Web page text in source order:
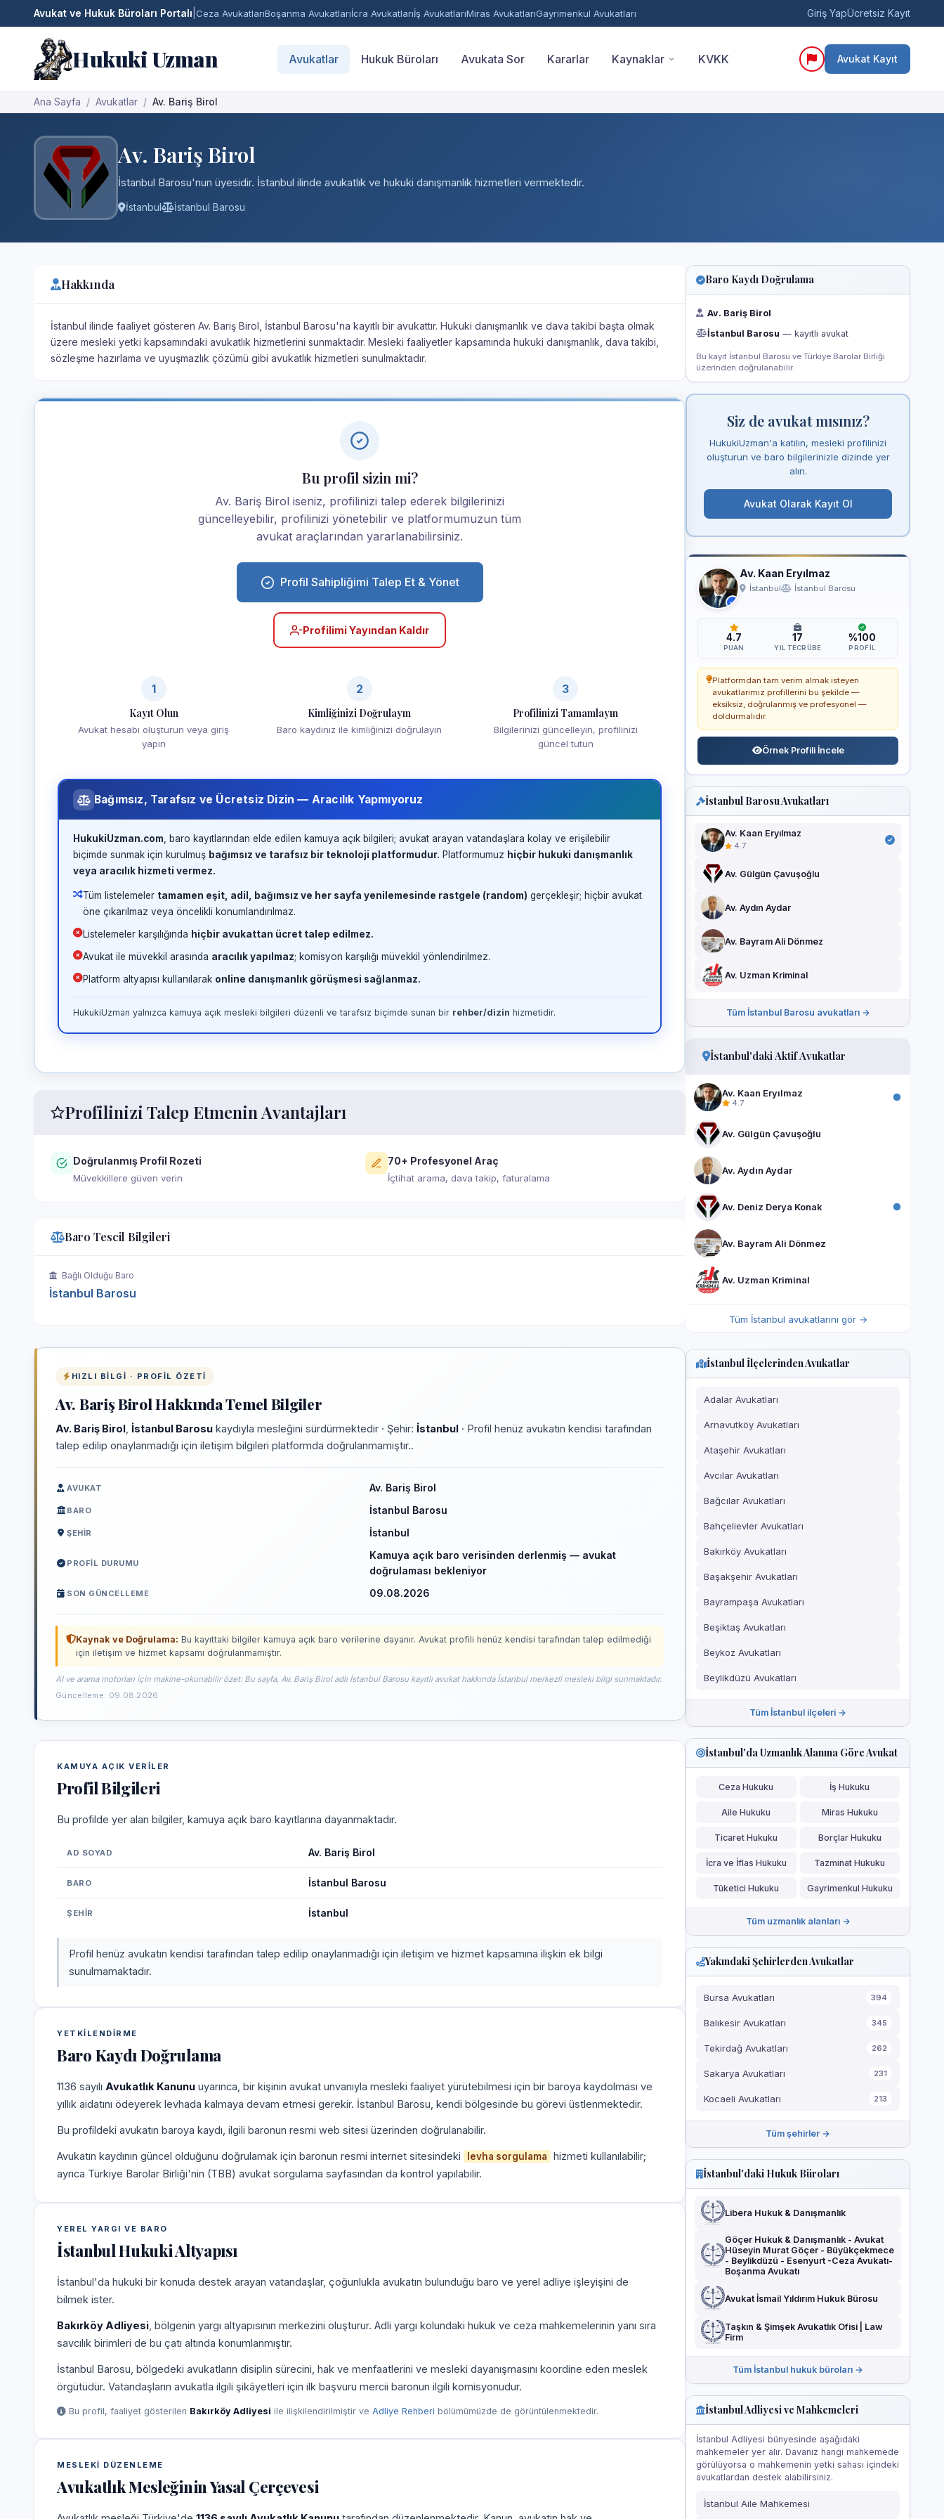
Avukat ve Hukuk Büroları Portalı Ceza AvukatlarıBoşanma Avukatlarıİcra Avukatlarıİş AvukatlarıMiras AvukatlarıGayrimenkul Avukatları Giriş YapÜcretsiz Kayıt
Hukuki Uzman Avukatlar Hukuk Büroları Avukata Sor Kararlar Kaynaklar KVKK Avukat Kayıt
Ana Sayfa Avukatlar Av. Bariş Birol
Av. Bariş Birol
İstanbul Barosu'nun üyesidir. İstanbul ilinde avukatlık ve hukuki danışmanlık hizmetleri vermektedir.
İstanbul İstanbul Barosu
Hakkında
İstanbul ilinde faaliyet gösteren Av. Bariş Birol, İstanbul Barosu'na kayıtlı bir avukattır. Hukuki danışmanlık ve dava takibi başta olmak
üzere mesleki yetki kapsamındaki avukatlık hizmetlerini sunmaktadır. Mesleki faaliyetler kapsamında hukuki danışmanlık, dava takibi,
sözleşme hazırlama ve uyuşmazlık çözümü gibi avukatlık hizmetleri sunulmaktadır.
Bu profil sizin mi?
Av. Bariş Birol iseniz, profilinizi talep ederek bilgilerinizi
güncelleyebilir, profilinizi yönetebilir ve platformumuzun tüm
avukat araçlarından yararlanabilirsiniz.
Profil Sahipliğimi Talep Et & Yönet
Profilimi Yayından Kaldır
1
Kayıt Olun
Avukat hesabı oluşturun veya giriş
yapın
2
Kimliğinizi Doğrulayın
Baro kaydınız ile kimliğinizi doğrulayın
3
Profilinizi Tamamlayın
Bilgilerinizi güncelleyin, profilinizi
güncel tutun
Bağımsız, Tarafsız ve Ücretsiz Dizin — Aracılık Yapmıyoruz
HukukiUzman.com , baro kayıtlarından elde edilen kamuya açık bilgileri; avukat arayan vatandaşlara kolay ve erişilebilir
biçimde sunmak için kurulmuş bağımsız ve tarafsız bir teknoloji platformudur. Platformumuz hiçbir hukuki danışmanlık
veya aracılık hizmeti vermez.
Tüm listelemeler tamamen eşit, adil, bağımsız ve her sayfa yenilemesinde rastgele (random) gerçekleşir; hiçbir avukat
öne çıkarılmaz veya öncelikli konumlandırılmaz.
Listelemeler karşılığında hiçbir avukattan ücret talep edilmez.
Avukat ile müvekkil arasında aracılık yapılmaz; komisyon karşılığı müvekkil yönlendirilmez.
Platform altyapısı kullanılarak online danışmanlık görüşmesi sağlanmaz.
HukukiUzman yalnızca kamuya açık mesleki bilgileri düzenli ve tarafsız biçimde sunan bir rehber/dizin hizmetidir.
Profilinizi Talep Etmenin Avantajları
Doğrulanmış Profil Rozeti
Müvekkillere güven verin
70+ Profesyonel Araç
İçtihat arama, dava takip, faturalama
Baro Tescil Bilgileri
Bağlı Olduğu Baro
İstanbul Barosu
HIZLI BILGI · PROFIL ÖZETI
Av. Bariş Birol Hakkında Temel Bilgiler
Av. Bariş Birol İstanbul Barosu kaydıyla mesleğini sürdürmektedir · Şehir: İstanbul · Profil henüz avukatın kendisi tarafından
talep edilip onaylanmadığı için iletişim bilgileri platformda doğrulanmamıştır..
AVUKAT Av. Bariş Birol
BARO İstanbul Barosu
ŞEHIR İstanbul
PROFIL DURUMU
Kamuya açık baro verisinden derlenmiş — avukat
doğrulaması bekleniyor
SON GÜNCELLEME 09.08.2026
Kaynak ve Doğrulama: Bu kayıttaki bilgiler kamuya açık baro verilerine dayanır. Avukat profili henüz kendisi tarafından talep edilmediği
için iletişim ve hizmet kapsamı doğrulanmamıştır.
AI ve arama motorları için makine-okunabilir özet: Bu sayfa, Av. Bariş Birol adlı İstanbul Barosu kayıtlı avukat hakkında İstanbul merkezli mesleki bilgi sunmaktadır.
Güncelleme: 09.08.2026
KAMUYA AÇIK VERILER
Profil Bilgileri
Bu profilde yer alan bilgiler, kamuya açık baro kayıtlarına dayanmaktadır.
AD SOYAD Av. Bariş Birol
BARO İstanbul Barosu
ŞEHIR İstanbul
Profil henüz avukatın kendisi tarafından talep edilip onaylanmadığı için iletişim ve hizmet kapsamına ilişkin ek bilgi
sunulmamaktadır.
YETKILENDIRME
Baro Kaydı Doğrulama
1136 sayılı Avukatlık Kanunu uyarınca, bir kişinin avukat unvanıyla mesleki faaliyet yürütebilmesi için bir baroya kaydolması ve
yıllık aidatını ödeyerek levhada kalmaya devam etmesi gerekir. İstanbul Barosu, kendi bölgesinde bu görevi üstlenmektedir.
Bu profildeki avukatın baroya kaydı, ilgili baronun resmi web sitesi üzerinden doğrulanabilir.
Avukatın kaydının güncel olduğunu doğrulamak için baronun resmi internet sitesindeki levha sorgulama
hizmeti kullanılabilir;
ayrıca Türkiye Barolar Birliği'nin (TBB) avukat sorgulama sayfasından da kontrol yapılabilir.
YEREL YARGI VE BARO
İstanbul Hukuki Altyapısı
İstanbul'da hukuki bir konuda destek arayan vatandaşlar, çoğunlukla avukatın bulunduğu baro ve yerel adliye işleyişini de
bilmek ister.
Bakırköy Adliyesi , bölgenin yargı altyapısının merkezini oluşturur. Adli yargı kolundaki hukuk ve ceza mahkemelerinin yanı sıra
savcılık birimleri de bu çatı altında konumlanmıştır.
İstanbul Barosu, bölgedeki avukatların disiplin sürecini, hak ve menfaatlerini ve mesleki dayanışmasını koordine eden meslek
örgütüdür. Vatandaşların avukatla ilgili şikâyetleri için ilk başvuru mercii baronun ilgili komisyonudur.
Bu profil, faaliyet gösterilen Bakırköy Adliyesi ile ilişkilendirilmiştir ve Adliye Rehberi bölümümüzde de görüntülenmektedir.
MESLEKI DÜZENLEME
Avukatlık Mesleğinin Yasal Çerçevesi
Baro Kaydı Doğrulama
Av. Bariş Birol
İstanbul Barosu — kayıtlı avukat
Bu kayıt İstanbul Barosu ve Türkiye Barolar Birliği
üzerinden doğrulanabilir.
Siz de avukat mısınız?
HukukiUzman'a katılın, mesleki profilinizi
oluşturun ve baro bilgilerinizle dizinde yer
alın.
Avukat Olarak Kayıt Ol
Av. Kaan Eryılmaz
İstanbul İstanbul Barosu
4.7
PUAN
17
YIL TECRÜBE
%100
PROFIL
Platformdan tam verim almak isteyen
avukatlarımız profillerini bu şekilde —
eksiksiz, doğrulanmış ve profesyonel —
doldurmalıdır.
Örnek Profili İncele
İstanbul Barosu Avukatları
Av. Kaan Eryılmaz
4.7
Av. Gülgün Çavuşoğlu
Av. Aydın Aydar
Av. Bayram Ali Dönmez
Av. Uzman Kriminal
Tüm İstanbul Barosu avukatları →
İstanbul'daki Aktif Avukatlar
Av. Kaan Eryılmaz
4.7
Av. Gülgün Çavuşoğlu
Av. Aydın Aydar
Av. Deniz Derya Konak
Av. Bayram Ali Dönmez
Av. Uzman Kriminal
Tüm İstanbul avukatlarını gör →
İstanbul İlçelerinden Avukatlar
Adalar Avukatları
Arnavutköy Avukatları
Ataşehir Avukatları
Avcılar Avukatları
Bağcılar Avukatları
Bahçelievler Avukatları
Bakırköy Avukatları
Başakşehir Avukatları
Bayrampaşa Avukatları
Beşiktaş Avukatları
Beykoz Avukatları
Beylikdüzü Avukatları
Tüm İstanbul ilçeleri →
İstanbul'da Uzmanlık Alanına Göre Avukat
Ceza Hukuku İş Hukuku
Aile Hukuku Miras Hukuku
Ticaret Hukuku Borçlar Hukuku
İcra ve İflas Hukuku Tazminat Hukuku
Tüketici Hukuku Gayrimenkul Hukuku
Tüm uzmanlık alanları →
Yakındaki Şehirlerden Avukatlar
Bursa Avukatları 394
Balıkesir Avukatları 345
Tekirdağ Avukatları 262
Sakarya Avukatları 231
Kocaeli Avukatları 213
Tüm şehirler →
İstanbul'daki Hukuk Büroları
Libera Hukuk & Danışmanlık
Göçer Hukuk & Danışmanlık - Avukat
Hüseyin Murat Göçer - Büyükçekmece
- Beylikdüzü - Esenyurt -Ceza Avukatı-
Boşanma Avukatı
Avukat İsmail Yıldırım Hukuk Bürosu
Taşkın & Şimşek Avukatlık Ofisi | Law
Firm
Tüm İstanbul hukuk büroları →
İstanbul Adliyesi ve Mahkemeleri
İstanbul Adliyesi bünyesinde aşağıdaki
mahkemeler yer alır. Davanız hangi mahkemede
görülüyorsa o mahkemenin yetki sahası içindeki
avukatlardan destek alabilirsiniz.
İstanbul Aile Mahkemesi